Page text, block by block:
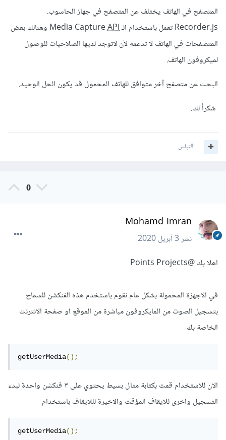
المتصفح في الهاتف يختلف عن المتصفح في جهاز الحاسوب.
Recorder.js تعمل باستخدام الـ Media Capture
API
وهنالك بعض
المتصفحات في الهاتف لا تدعمه لأن لاتوجد لديها الصلاحيات للوصول
لميكروفون الهاتف.
البحث عن متصفح آخر متوافق للهاتف المحمول قد يكون الحل الوحيد.
شكراً لك.
اقتباس
0
Mohamd Imran
نشر3 أبريل 2020
اهلا بك@Points Projects
في الاجهزة المحمولة بشكل عام نقوم باستخدم هذه الفنكشن للسماح
بتسجيل الصوت من المايكروفون مباشرة من الموقع او صفحة الانترنت
الخاصة بك
getUserMedia();
الان للاستخدام قمت بكتابة مثال بسيط يحتوي على ٣ فنكشن واحدة لبدء
التسجيل واخرى للايقاف المؤقت والاخيرة لللايقاف باستخدام
getUserMedia();